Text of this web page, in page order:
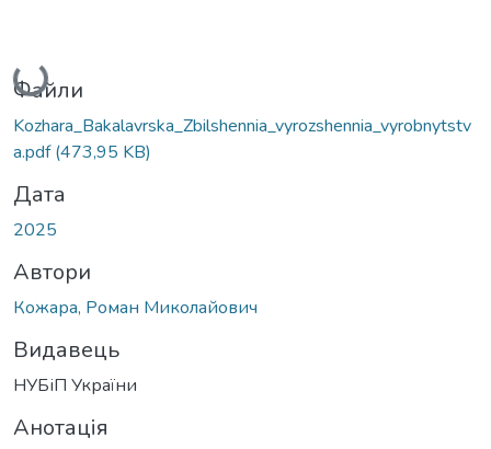
Вантажиться...
Файли
Kozhara_Bakalavrska_Zbilshennia_vyrozshennia_vyrobnytstv
a.pdf(473,95 KB)
Дата
2025
Автори
Кожара, Роман Миколайович
Видавець
НУБіП України
Анотація